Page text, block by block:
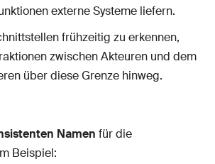
externe Systeme liefern.
frühzeitig zu erkennen,
zwischen Akteuren und dem
über diese Grenze hinweg.
Namen für die
Beispiel: